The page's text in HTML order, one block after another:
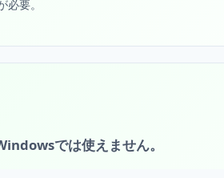
要。
では使えません。